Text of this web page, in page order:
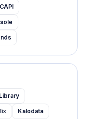
Kalodata